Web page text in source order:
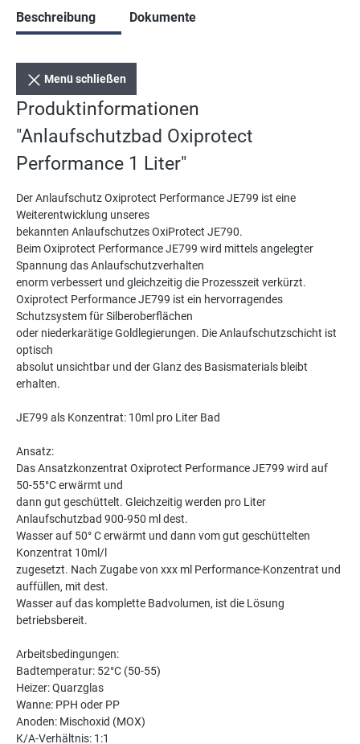
Beschreibung Dokumente
Menü schließen
Produktinformationen
"Anlaufschutzbad Oxiprotect
Performance 1 Liter"
Der Anlaufschutz Oxiprotect Performance JE799 ist eine
Weiterentwicklung unseres
bekannten Anlaufschutzes OxiProtect JE790.
Beim Oxiprotect Performance JE799 wird mittels angelegter
Spannung das Anlaufschutzverhalten
enorm verbessert und gleichzeitig die Prozesszeit verkürzt.
Oxiprotect Performance JE799 ist ein hervorragendes
Schutzsystem für Silberoberflächen
oder niederkarätige Goldlegierungen. Die Anlaufschutzschicht ist
optisch
absolut unsichtbar und der Glanz des Basismaterials bleibt
erhalten.
JE799 als Konzentrat: 10ml pro Liter Bad
Ansatz:
Das Ansatzkonzentrat Oxiprotect Performance JE799 wird auf
50-55°C erwärmt und
dann gut geschüttelt. Gleichzeitig werden pro Liter
Anlaufschutzbad 900-950 ml dest.
Wasser auf 50° C erwärmt und dann vom gut geschüttelten
Konzentrat 10ml/l
zugesetzt. Nach Zugabe von xxx ml Performance-Konzentrat und
auffüllen, mit dest.
Wasser auf das komplette Badvolumen, ist die Lösung
betriebsbereit.
Arbeitsbedingungen:
Badtemperatur: 52°C (50-55)
Heizer: Quarzglas
Wanne: PPH oder PP
Anoden: Mischoxid (MOX)
K/A-Verhältnis: 1:1